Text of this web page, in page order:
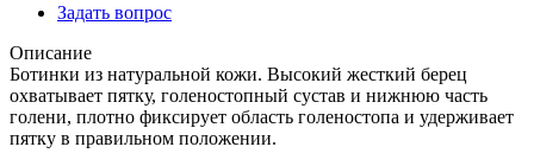
Задать вопрос
Описание
Ботинки из натуральной кожи. Высокий жесткий берец
охватывает пятку, голеностопный сустав и нижнюю часть
голени, плотно фиксирует область голеностопа и удерживает
пятку в правильном положении.